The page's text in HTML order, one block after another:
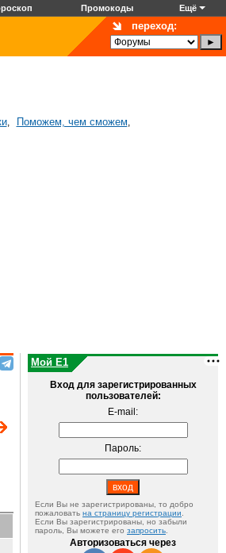
Промокоды Ещё
переход:
, Поможем, чем сможем,
Мой E1
Вход для зарегистрированных
пользователей:
E-mail:
Пароль:
Если Вы не зарегистрированы, то добро
пожаловать на страницу регистрации
Если Вы зарегистрированы, но забыли
пароль, Вы можете его запросить
Авторизоваться через